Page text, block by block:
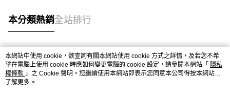
本分類熱銷全站排行
熱門標籤
本網站中使用 cookie，欲查詢有關本網站使用 cookie 方式之詳情，及若您不希
望在電腦上使用 cookie 時應如何變更電腦的 cookie 設定，請參閱本網站「 隱私
權條款 」之 Cookie 聲明。您繼續使用本網站即表示您同意本公司得按本網站使
用條款之 Cookie 聲明使用 cookie。
了解更多 >